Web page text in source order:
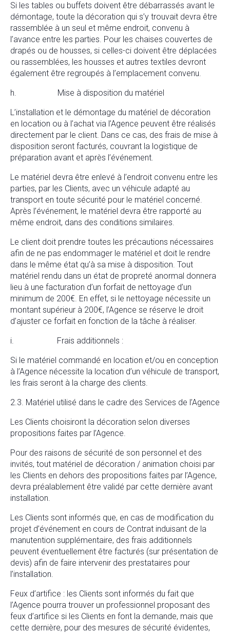
Si les tables ou buffets doivent être débarrassés avant le
démontage, toute la décoration qui s’y trouvait devra être
rassemblée à un seul et même endroit, convenu à
l’avance entre les parties. Pour les chaises couvertes de
drapés ou de housses, si celles-ci doivent être déplacées
ou rassemblées, les housses et autres textiles devront
également être regroupés à l’emplacement convenu.
h. Mise à disposition du matériel
L’installation et le démontage du matériel de décoration
en location ou à l’achat via l’Agence peuvent être réalisés
directement par le client. Dans ce cas, des frais de mise à
disposition seront facturés, couvrant la logistique de
préparation avant et après l’événement.
Le matériel devra être enlevé à l’endroit convenu entre les
parties, par les Clients, avec un véhicule adapté au
transport en toute sécurité pour le matériel concerné.
Après l’événement, le matériel devra être rapporté au
même endroit, dans des conditions similaires.
Le client doit prendre toutes les précautions nécessaires
afin de ne pas endommager le matériel et doit le rendre
dans le même état qu’à sa mise à disposition. Tout
matériel rendu dans un état de propreté anormal donnera
lieu à une facturation d’un forfait de nettoyage d’un
minimum de 200€. En effet, si le nettoyage nécessite un
montant supérieur à 200€, l’Agence se réserve le droit
d’ajuster ce forfait en fonction de la tâche à réaliser.
i. Frais additionnels :
Si le matériel commandé en location et/ou en conception
à l’Agence nécessite la location d’un véhicule de transport,
les frais seront à la charge des clients.
2.3. Matériel utilisé dans le cadre des Services de l’Agence
Les Clients choisiront la décoration selon diverses
propositions faites par l’Agence.
Pour des raisons de sécurité de son personnel et des
invités, tout matériel de décoration / animation choisi par
les Clients en dehors des propositions faites par l’Agence,
devra préalablement être validé par cette dernière avant
installation.
Les Clients sont informés que, en cas de modification du
projet d’événement en cours de Contrat induisant de la
manutention supplémentaire, des frais additionnels
peuvent éventuellement être facturés (sur présentation de
devis) afin de faire intervenir des prestataires pour
l’installation.
Feux d’artifice : les Clients sont informés du fait que
l’Agence pourra trouver un professionnel proposant des
feux d’artifice si les Clients en font la demande, mais que
cette dernière, pour des mesures de sécurité évidentes,